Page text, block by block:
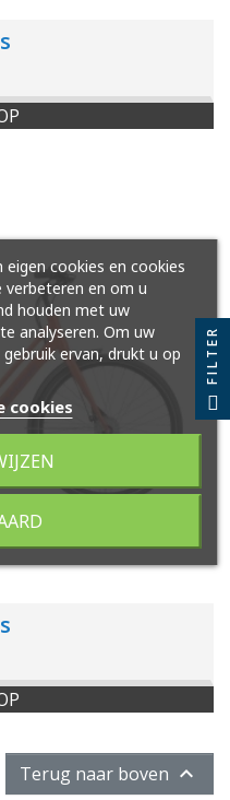
Terug naar boven 
cookies en cookies
en om u
houden met uw
analyseren. Om uw
ervan, drukt u op
cookies
FILTER